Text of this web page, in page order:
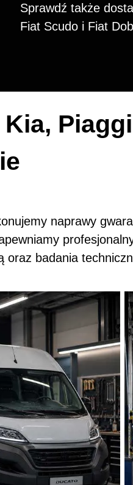
Sprawdź także
Fiat Scudo i Fiat
naprawy
badania